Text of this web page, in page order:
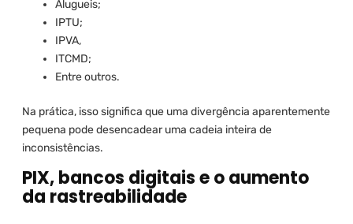
Alugueis;
IPTU;
IPVA,
ITCMD;
Entre outros.
Na prática, isso significa que uma divergência aparentemente
pequena pode desencadear uma cadeia inteira de
inconsistências.
PIX, bancos digitais e o aumento
da rastreabilidade